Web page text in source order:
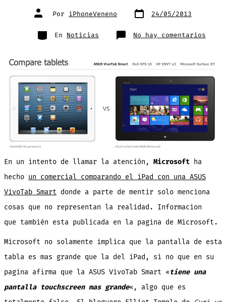
Autor
de Por iPhoneVeneno Fecha
de 24/05/2013
Categorías
En Noticias No hay comentarios
las
con
el
iPad
y
En un intento de llamar la atención, Microsoftha
hecho un comercial comparando el iPad con una ASUS
VivoTab Smart donde a parte de mentir solo menciona
cosas que no representan la realidad. Informacion
que también esta publicada en la pagina de Microsoft.
Microsoft no solamente implica que la pantalla de esta
tabla es mas grande que la del iPad, si no que en su
pagina afirma que la ASUS VivoTab Smart «tiene una
pantalla touchscreen mas grande«, algo que es